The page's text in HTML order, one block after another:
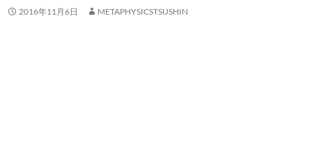
2016年11月6日 METAPHYSICSTSUSHIN